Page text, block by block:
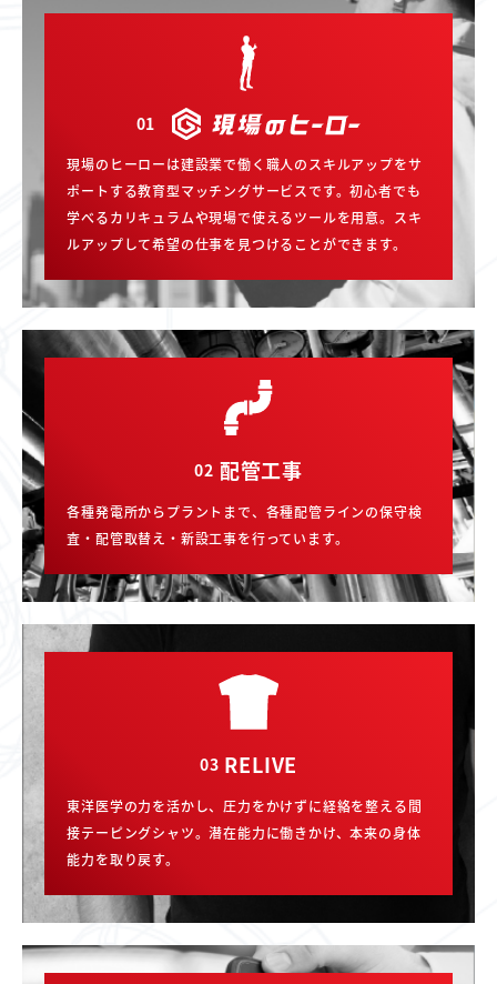
01
現場のヒーローは建設業で働く職人のスキルアップをサ
ポートする教育型マッチングサービスです。初心者でも
学べるカリキュラムや現場で使えるツールを用意。スキ
ルアップして希望の仕事を見つけることができます。
02 配管工事
各種発電所からプラントまで、各種配管ラインの保守検
査・配管取替え・新設工事を行っています。
03 RELIVE
東洋医学の力を活かし、圧力をかけずに経絡を整える間
接テーピングシャツ。潜在能力に働きかけ、本来の身体
能力を取り戻す。